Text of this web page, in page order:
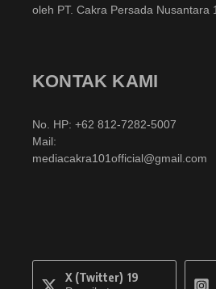
oleh PT. Cakra Persada Nusantara
KONTAK KAMI
No. HP: +62 812-7282-5007
Mail:
mediacakra101official@gmail.com
X (Twitter) 19